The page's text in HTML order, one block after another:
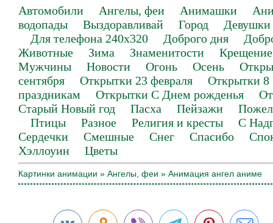
Автомобили Ангелы, феи Анимашки
водопады
Выздоравливай Город
Девушки
Для телефона 240х320
Доброго дня
Животные
Зима Знаменитости
Крещение
Мужчины
Новости Огонь Осень
сентября
Открытки 23 февраля
Открытки 8
праздникам
Открытки С Днем рожденья
Старый Новый год
Пасха Пейзажи
Птицы
Разное Религия и кресты
С
Сердечки
Смешные Снег Спасибо
Хэллоуин
Цветы
Картинки анимации » Ангелы, феи » Анимация ангел аниме